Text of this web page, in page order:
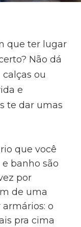
que ter lugar
Não dá
ou
e
te dar umas
que você
banho são
por
de uma
o
pra cima